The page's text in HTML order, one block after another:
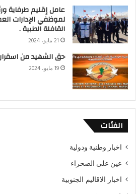
عامل إقليم طرفاية
لموظفي الإدارات
القافلة الطبية .
21 مايو، 2024
حق الشهيد من
19 مايو، 2024
الفئات
اخبار وطنية ودولية
عين على الصحراء
اخبار الاقاليم الجنوبية